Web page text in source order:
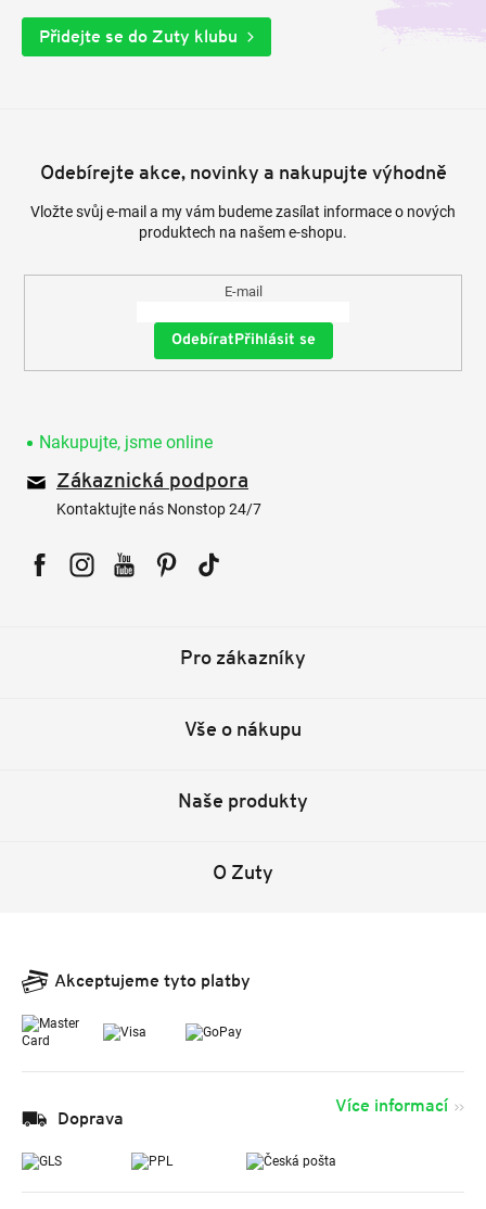
Přidejte se do Zuty klubu
Odebírejte akce, novinky a nakupujte výhodně
Vložte svůj e-mail a my vám budeme zasílat informace o nových
produktech na našem e-shopu.
E-mail
Přihlásit se
Nakupujte, jsme online
Zákaznická podpora
Kontaktujte nás Nonstop 24/7
Pro zákazníky
Vše o nákupu
Naše produkty
O Zuty
Akceptujeme tyto platby
Doprava
Více informací